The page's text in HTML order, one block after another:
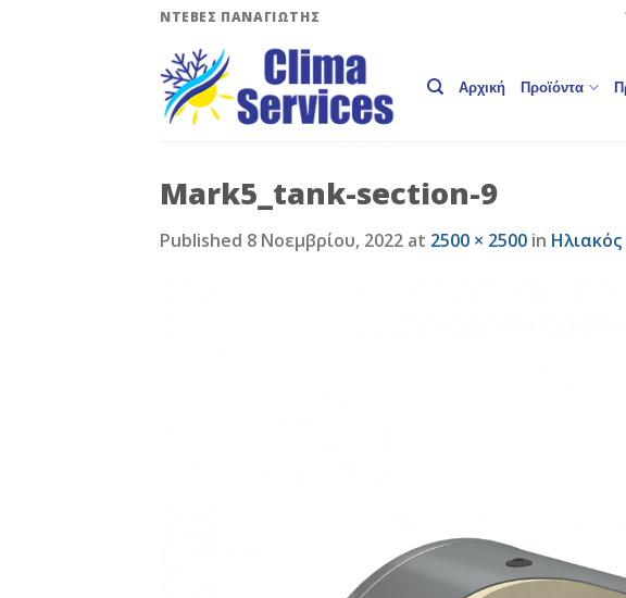
ΝΤΕΒΕΣ ΠΑΝΑΓΙΩΤΗΣ
Αρχική Προϊόντα
Mark5_tank-section-9
Published 8 Νοεμβρίου, 2022 at 2500 × 2500 in